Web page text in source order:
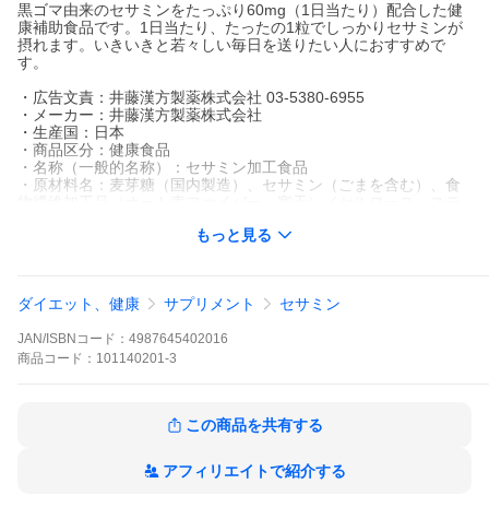
黒ゴマ由来のセサミンをたっぷり60mg（1日当たり）配合した健
康補助食品です。1日当たり、たったの1粒でしっかりセサミンが
摂れます。いきいきと若々しい毎日を送りたい人におすすめで
す。
・広告文責：井藤漢方製薬株式会社 03-5380-6955
・メーカー：井藤漢方製薬株式会社
・生産国：日本
・商品区分：健康食品
・名称（一般的名称）：セサミン加工食品
・原材料名：麦芽糖（国内製造）、セサミン（ごまを含む）、食
・内容量：7.56g（252mg×30粒）
・販売者：井藤漢方製薬株式会社 大阪府東大阪市長田東
もっと見る
ダイエット、健康 サプリメント セサミン
JAN/ISBNコード： 4987645402016
商品 コード： 101140201-3
この商品を共有する
アフィリエイトで紹介する